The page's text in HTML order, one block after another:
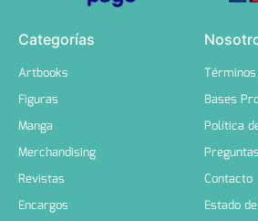
Categorías
Artbooks
Figuras
Manga
Merchandising
Revistas
Encargos
Bases
Política
Contacto
Estado